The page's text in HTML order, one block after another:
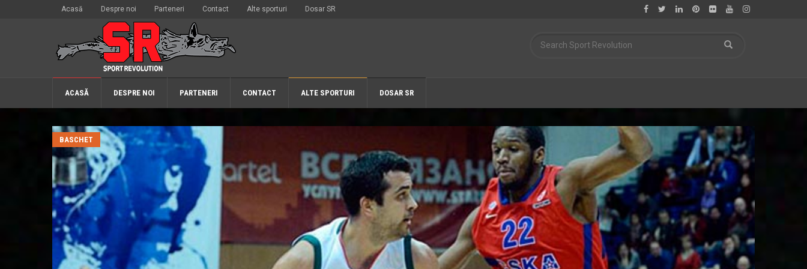
Acasă Despre noi Parteneri Contact Alte sporturi Dosar SR
ACASĂ DESPRE NOI PARTENERI CONTACT ALTE SPORTURI DOSAR SR
BASCHET